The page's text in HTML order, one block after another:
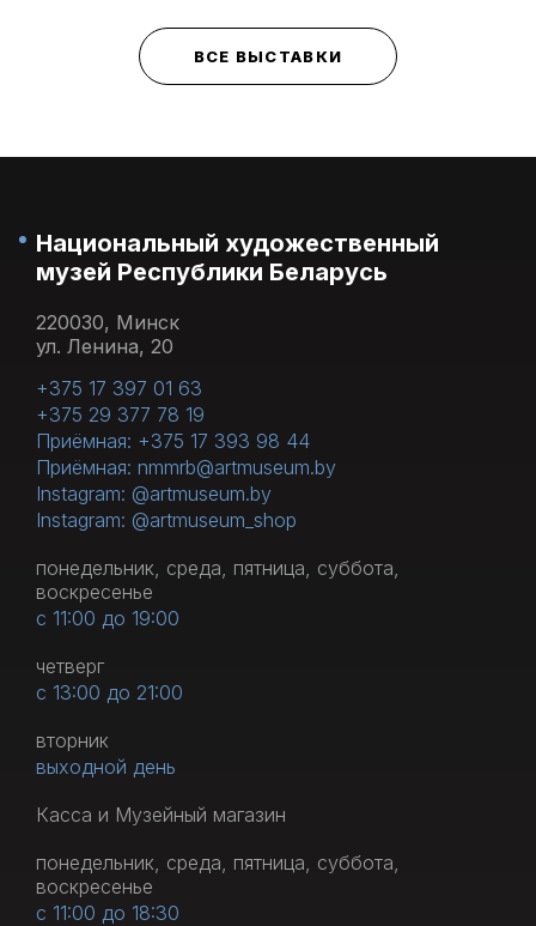
ВСЕ ВЫСТАВКИ
Национальный художественный
музей Республики Беларусь
220030, Минск
ул. Ленина, 20
+375 17 397 01 63
+375 29 377 78 19
Приёмная: +375 17 393 98 44
Приёмная: nmmrb@artmuseum.by
Instagram: @artmuseum.by
Instagram: @artmuseum_shop
понедельник, среда, пятница, суббота,
воскресенье
с 11:00 до 19:00
четверг
с 13:00 до 21:00
вторник
выходной день
Касса и Музейный магазин
понедельник, среда, пятница, суббота,
воскресенье
с 11:00 до 18:30